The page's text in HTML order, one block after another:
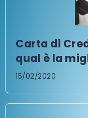
Carta di
qual è la
15/02/2020